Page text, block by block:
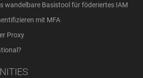
wandelbare Basistool für föderiertes IAM
mit MFA
Proxy